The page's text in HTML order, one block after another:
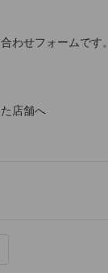
わせフォームです。
店舗へ